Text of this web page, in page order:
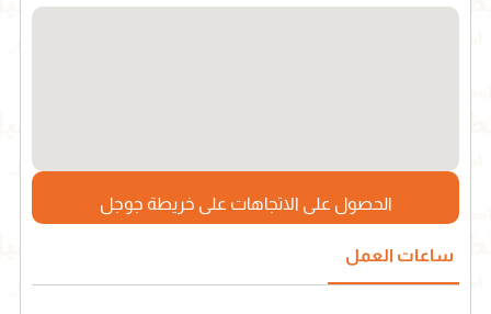
الحصول على الاتجاهات على خريطة جوجل
ساعات العمل